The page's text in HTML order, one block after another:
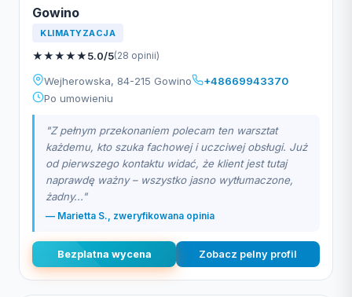
Gowino
KLIMATYZACJA
★★★★★5.0/5(28 opinii)
Wejherowska, 84-215 Gowino
+48669943370
Po umowieniu
"Z pełnym przekonaniem polecam ten warsztat
każdemu, kto szuka fachowej i uczciwej obsługi. Już
od pierwszego kontaktu widać, że klient jest tutaj
naprawdę ważny – wszystko jasno wytłumaczone,
żadny..."
— Marietta S., zweryfikowana opinia
Bezplatna wycena Zobacz pelny profil